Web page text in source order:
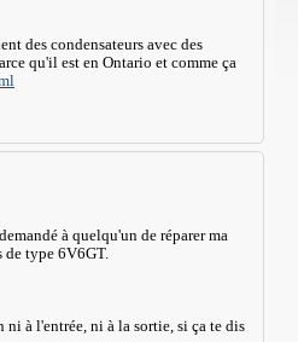
des condensateurs avec des
qu'il est en Ontario et comme ça
à quelqu'un de réparer ma
de type 6V6GT.
à l'entrée, ni à la sortie, si ça te dis